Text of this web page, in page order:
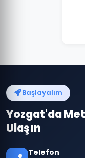
Başlayalım
Yozgat'da
Ulaşın
Telefon